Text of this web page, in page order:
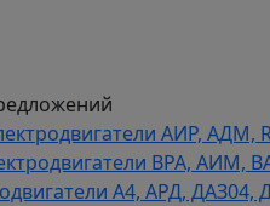
АИР, АДМ,
ВРА, АИМ,
A4, АРД, ДАЗ04,